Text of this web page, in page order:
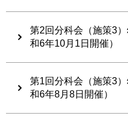
第2回分科会（施策3
和6年10月1日開催）
第1回分科会（施策3
和6年8月8日開催）